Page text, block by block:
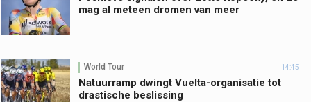
mag al meteen dromen van meer
World Tour 14:45
Natuurramp dwingt Vuelta-organisatie tot
drastische beslissing